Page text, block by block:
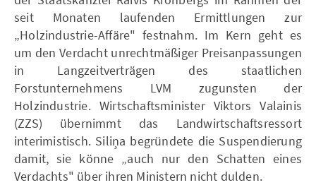
seit Monaten laufenden Ermittlungen zur
„Holzindustrie-Affäre" festnahm. Im Kern geht es
um den Verdacht unrechtmäßiger Preisanpassungen
in Langzeitverträgen des staatlichen
Forstunternehmens LVM zugunsten der
Holzindustrie. Wirtschaftsminister Viktors Valainis
(ZZS) übernimmt das Landwirtschaftsressort
interimistisch. Siliņa begründete die Suspendierung
damit, sie könne „auch nur den Schatten eines
Verdachts" über ihren Ministern nicht dulden.